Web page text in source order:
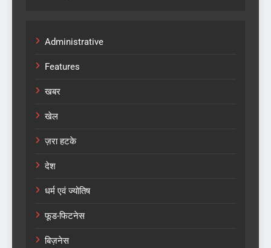
Administrative
Features
खबर
खेल
ज़रा हटके
देश
धर्म एवं ज्योतिष
फूड-फिटनेस
बिज़नेस